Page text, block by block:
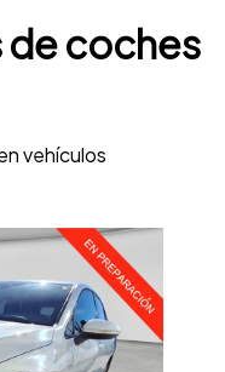
de coches
vehículos